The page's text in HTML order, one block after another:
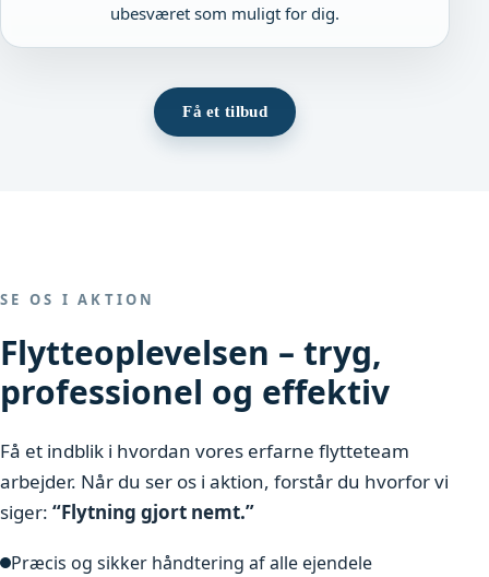
ubesværet som muligt for dig.
Få et tilbud
SE OS I AKTION
Flytteoplevelsen – tryg,
professionel og effektiv
Få et indblik i hvordan vores erfarne flytteteam
arbejder. Når du ser os i aktion, forstår du hvorfor vi
siger: “Flytning gjort nemt.”
Præcis og sikker håndtering af alle ejendele